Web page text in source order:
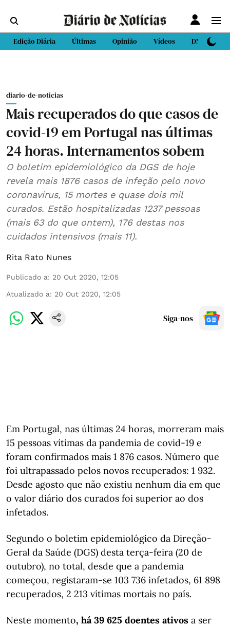
Edição Diária Últimas Opinião Vídeos DN Sport
diario-de-noticias
Mais recuperados do que casos de
covid-19 em Portugal nas últimas
24 horas. Internamentos sobem
O boletim epidemiológico da DGS de hoje
revela mais 1876 casos de infeção pelo novo
coronavírus, 15 mortes e quase dois mil
curados. Estão hospitalizadas 1237 ​​​​pessoas
(mais 63 do que ontem), 176 destas nos
cuidados intensivos (mais 11).
Rita Rato Nunes
Publicado a: 20 Out 2020, 12:05
Atualizado a: 20 Out 2020, 12:05
Siga-nos
Em Portugal, nas últimas 24 horas, morreram mais
15 pessoas vítimas da pandemia de covid-19 e
foram confirmados mais 1 876 casos. Número que
foi ultrapassado pelos novos recuperados: 1 932.
Desde agosto que não existiu nenhum dia em que
o valor diário dos curados foi superior ao dos
infetados.
Segundo o boletim epidemiológico da Direção-
Geral da Saúde (DGS) desta terça-feira (20 de
outubro), no total, desde que a pandemia
começou, registaram-se 103 736 infetados, 61 898
recuperados​, 2 213 vítimas mortais no país.
Neste momento, há 39 625 doentes ativos a ser